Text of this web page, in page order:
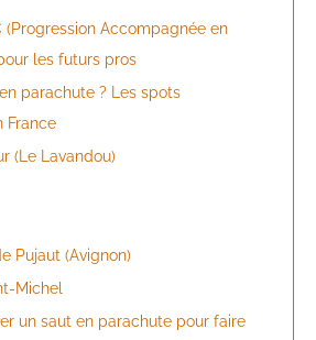
(Progression Accompagnée en
les futurs pros
parachute ? Les spots
France
(Le Lavandou)
Pujaut (Avignon)
Michel
un saut en parachute pour faire